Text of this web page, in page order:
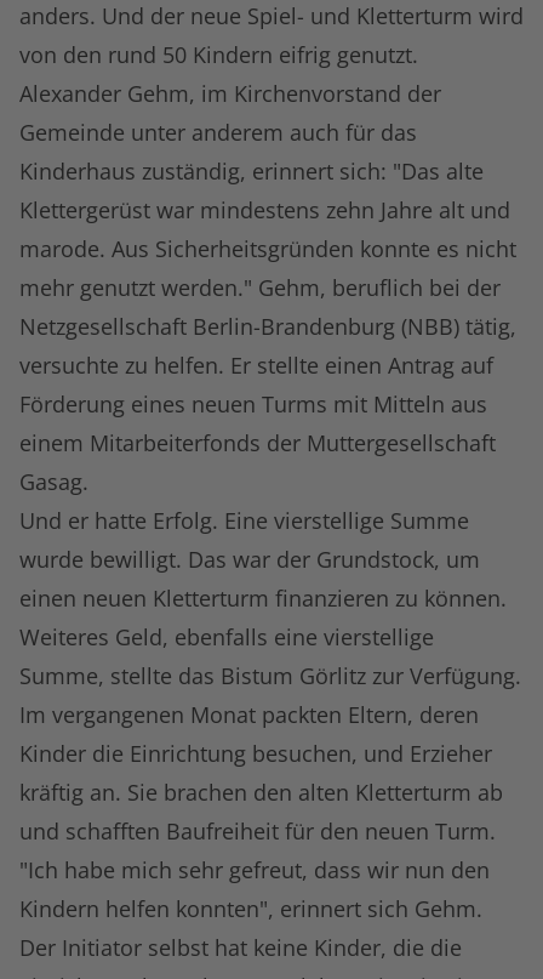
anders. Und der neue Spiel- und Kletterturm wird
von den rund 50 Kindern eifrig genutzt.
Alexander Gehm, im Kirchenvorstand der
Gemeinde unter anderem auch für das
Kinderhaus zuständig, erinnert sich: "Das alte
Klettergerüst war mindestens zehn Jahre alt und
marode. Aus Sicherheitsgründen konnte es nicht
mehr genutzt werden." Gehm, beruflich bei der
Netzgesellschaft Berlin-Brandenburg (NBB) tätig,
versuchte zu helfen. Er stellte einen Antrag auf
Förderung eines neuen Turms mit Mitteln aus
einem Mitarbeiterfonds der Muttergesellschaft
Gasag.
Und er hatte Erfolg. Eine vierstellige Summe
wurde bewilligt. Das war der Grundstock, um
einen neuen Kletterturm finanzieren zu können.
Weiteres Geld, ebenfalls eine vierstellige
Summe, stellte das Bistum Görlitz zur Verfügung.
Im vergangenen Monat packten Eltern, deren
Kinder die Einrichtung besuchen, und Erzieher
kräftig an. Sie brachen den alten Kletterturm ab
und schafften Baufreiheit für den neuen Turm.
"Ich habe mich sehr gefreut, dass wir nun den
Kindern helfen konnten", erinnert sich Gehm.
Der Initiator selbst hat keine Kinder, die die